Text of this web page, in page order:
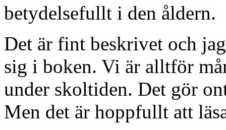
betydelsefullt i den åldern.
Det är fint beskrivet och
sig i boken. Vi är alltför
under skoltiden. Det gör
Men det är hoppfullt att